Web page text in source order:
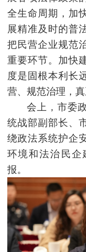
全生命周期，加
展精准及时的普
把民营企业规范
重要环节。加快
度是固根本利长
营、规范治理，
会上，市委
统战部副部长、
绕政法系统护企
环境和法治民企
报。